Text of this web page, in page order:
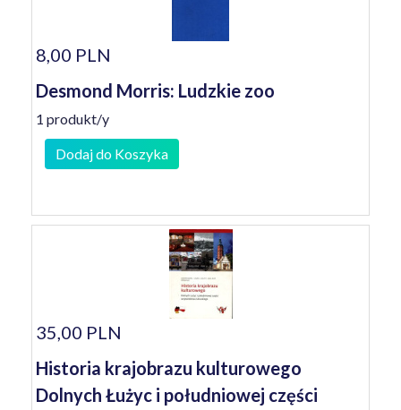
8,00 PLN
Desmond Morris: Ludzkie zoo
1 produkt/y
Dodaj do Koszyka
35,00 PLN
Historia krajobrazu kulturowego
Dolnych Łużyc i południowej części